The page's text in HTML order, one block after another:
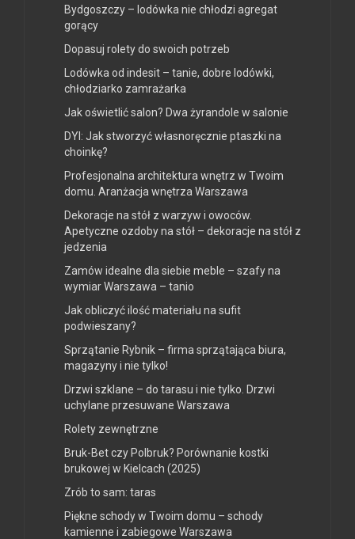
Bydgoszczy – lodówka nie chłodzi agregat
gorący
Dopasuj rolety do swoich potrzeb
Lodówka od indesit – tanie, dobre lodówki,
chłodziarko zamrażarka
Jak oświetlić salon? Dwa żyrandole w salonie
DYI: Jak stworzyć własnoręcznie ptaszki na
choinkę?
Profesjonalna architektura wnętrz w Twoim
domu. Aranżacja wnętrza Warszawa
Dekoracje na stół z warzyw i owoców.
Apetyczne ozdoby na stół – dekoracje na stół z
jedzenia
Zamów idealne dla siebie meble – szafy na
wymiar Warszawa – tanio
Jak obliczyć ilość materiału na sufit
podwieszany?
Sprzątanie Rybnik – firma sprzątająca biura,
magazyny i nie tylko!
Drzwi szklane – do tarasu i nie tylko. Drzwi
uchylane przesuwane Warszawa
Rolety zewnętrzne
Bruk-Bet czy Polbruk? Porównanie kostki
brukowej w Kielcach (2025)
Zrób to sam: taras
Piękne schody w Twoim domu – schody
kamienne i zabiegowe Warszawa